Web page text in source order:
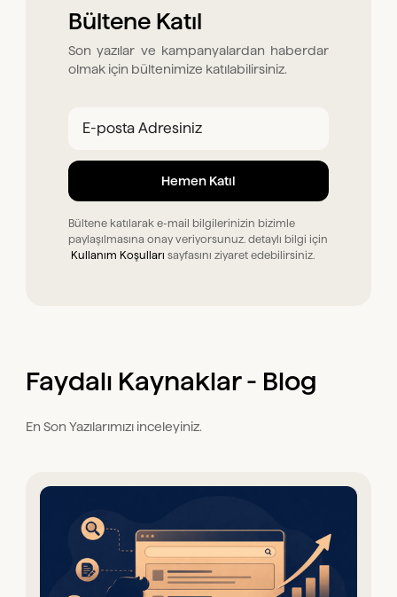
Bültene Katıl
Son yazılar ve kampanyalardan haberdar
olmak için bültenimize katılabilirsiniz.
Bültene katılarak e-mail bilgilerinizin bizimle
paylaşılmasına onay veriyorsunuz. detaylı bilgi için
Kullanım Koşulları sayfasını ziyaret edebilirsiniz.
Faydalı Kaynaklar - Blog
En Son Yazılarımızı inceleyiniz.